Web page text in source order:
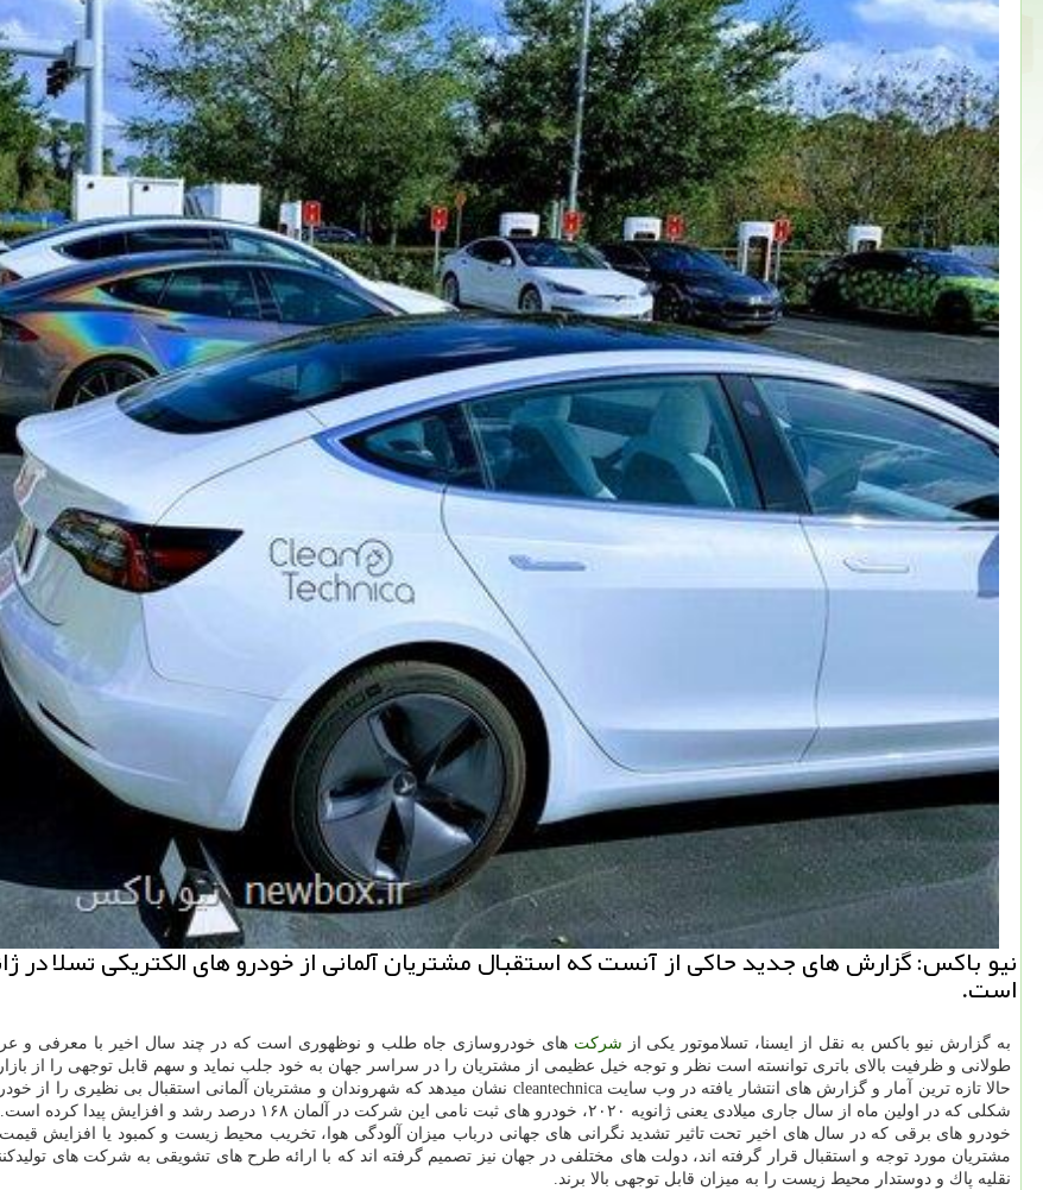
است.
به گزارش نیو باكس به نقل از ایسنا، تسلاموتور یكی از شركت های خودروسازی جاه طلب و نوظهوری است كه در چند سال اخیر با معرفی و
طولانی و ظرفیت بالای باتری توانسته است نظر و توجه خیل عظیمی از مشتریان را در سراسر جهان به خود جلب نماید و سهم قابل توجهی را از
شكلی كه در اولین ماه از سال جاری میلادی یعنی ژانویه ۲۰۲۰، خودرو های ثبت نامی این شركت در آلمان ۱۶۸ درصد رشد و افزایش پیدا كرده است.
خودرو های برقی كه در سال های اخیر تحت تاثیر تشدید نگرانی های جهانی درباب میزان آلودگی هوا، تخریب محیط زیست و كمبود یا
مشتریان مورد توجه و استقبال قرار گرفته اند، دولت های مختلفی در جهان نیز تصمیم گرفته اند كه با ارائه طرح های تشویقی به شركت های
نقلیه پاك و دوستدار محیط زیست را به میزان قابل توجهی بالا برند.